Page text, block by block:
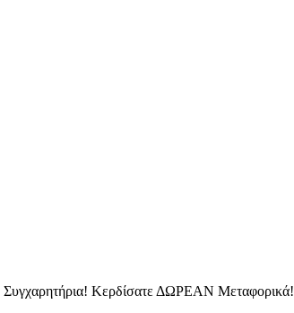
Συγχαρητήρια! Κερδίσατε ΔΩΡΕΑΝ Μεταφορικά!